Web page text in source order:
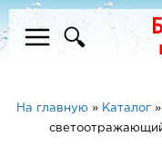
На главную» Каталог»
светоотражающий